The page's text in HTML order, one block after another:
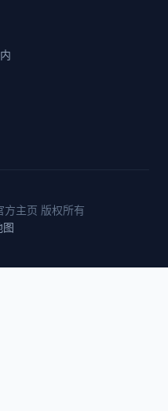
主页 版权所有
图